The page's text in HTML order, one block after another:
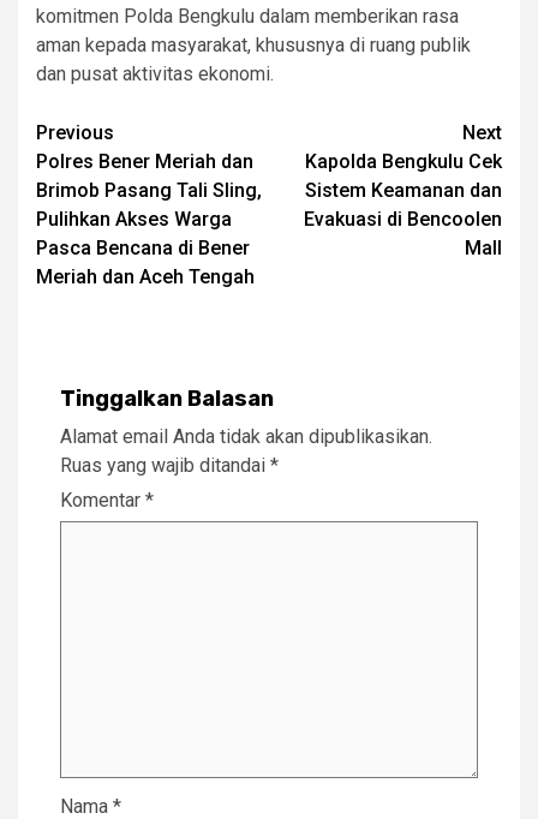
komitmen Polda Bengkulu dalam memberikan rasa
aman kepada masyarakat, khususnya di ruang publik
dan pusat aktivitas ekonomi.
Post
navigation
Previous
Polres Bener Meriah dan
Brimob Pasang Tali Sling,
Pulihkan Akses Warga
Pasca Bencana di Bener
Meriah dan Aceh Tengah
Next
Kapolda Bengkulu Cek
Sistem Keamanan dan
Evakuasi di Bencoolen
Mall
Tinggalkan Balasan
Alamat email Anda tidak akan dipublikasikan.
Ruas yang wajib ditandai *
Komentar *
Nama *